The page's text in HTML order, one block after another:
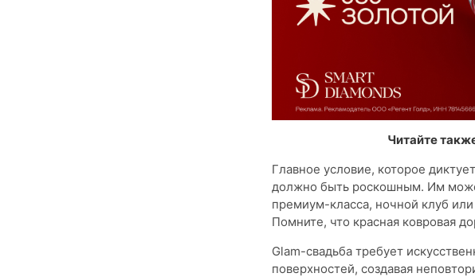
Читайте
Главное условие, которое
должно быть роскошным. Им
премиум-класса, ночной клуб
Помните, что красная ковровая
Glam-свадьба требует
поверхностей, создавая